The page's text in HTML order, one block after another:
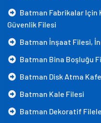
Batman Fabrikalar Için
Güvenlik Filesi
Batman İnşaat Filesi,
Batman Bina Boşluğu
Batman Disk Atma
Batman Kale Filesi
Batman Dekoratif